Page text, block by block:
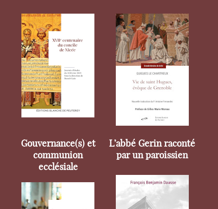
Gouvernance(s) et
communion
ecclésiale
L’abbé Gerin raconté
par un paroissien